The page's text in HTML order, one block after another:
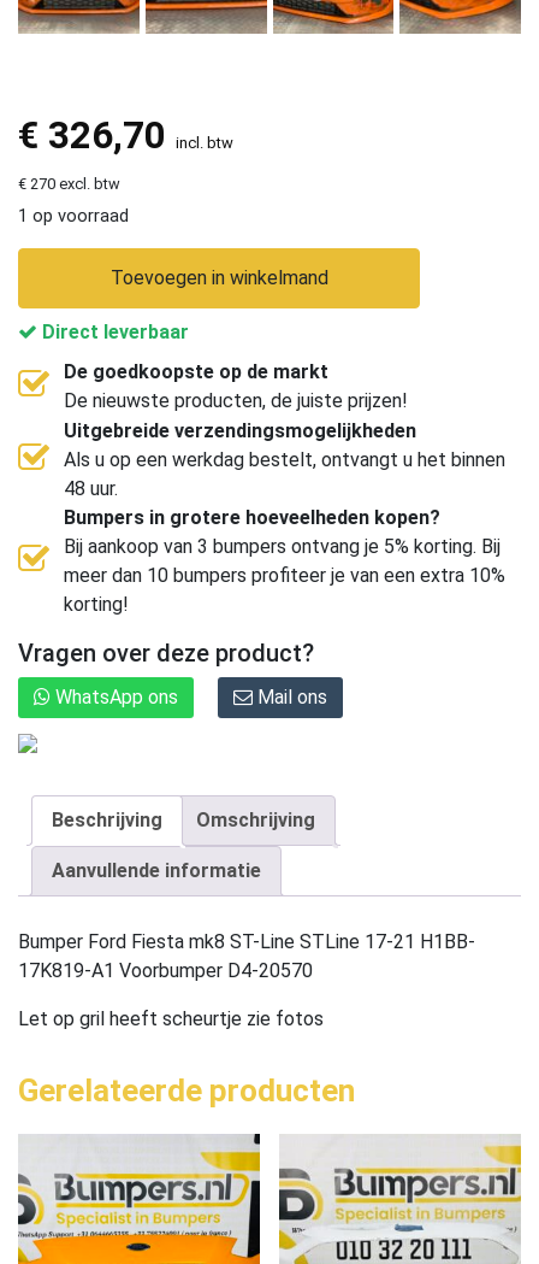
€ 326,70 incl. btw
€ 270 excl. btw
1 op voorraad
Toevoegen in winkelmand
Direct leverbaar
De goedkoopste op de markt
De nieuwste producten, de juiste prijzen!
Uitgebreide verzendingsmogelijkheden
Als u op een werkdag bestelt, ontvangt u het binnen
48 uur.
Bumpers in grotere hoeveelheden kopen?
Bij aankoop van 3 bumpers ontvang je 5% korting. Bij
meer dan 10 bumpers profiteer je van een extra 10%
korting!
Vragen over deze product?
WhatsApp ons Mail ons
Beschrijving Omschrijving
Aanvullende informatie
Bumper Ford Fiesta mk8 ST-Line STLine 17-21 H1BB-
17K819-A1 Voorbumper D4-20570
Let op gril heeft scheurtje zie fotos
Gerelateerde producten